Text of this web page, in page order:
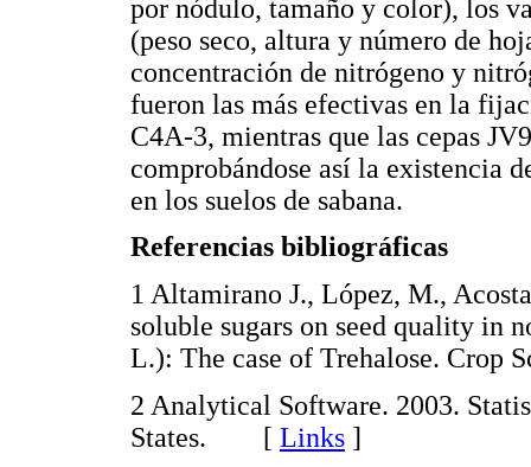
por nódulo, tamaño y color), los
(peso seco, altura y número de
concentración de nitrógeno y
fueron las más efectivas en la
C4A-3, mientras que las cepas
comprobándose así la existencia
en los suelos de sabana.
Referencias bibliográficas
1 Altamirano J., López, M.,
soluble sugars on seed quality in
L.): The case of Trehalose.
2 Analytical Software. 2003.
States. [ Links ]